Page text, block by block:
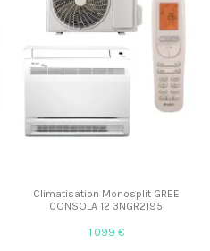
Climatisation Monosplit GREE
CONSOLA 12 3NGR2195
1 099 €